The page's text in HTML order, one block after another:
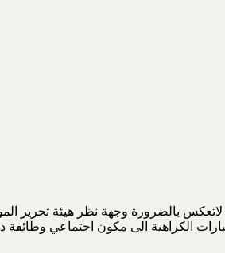
بالضرورة وجهة نظر هيئة تحرير
الكراهية الى مكون اجتماعي